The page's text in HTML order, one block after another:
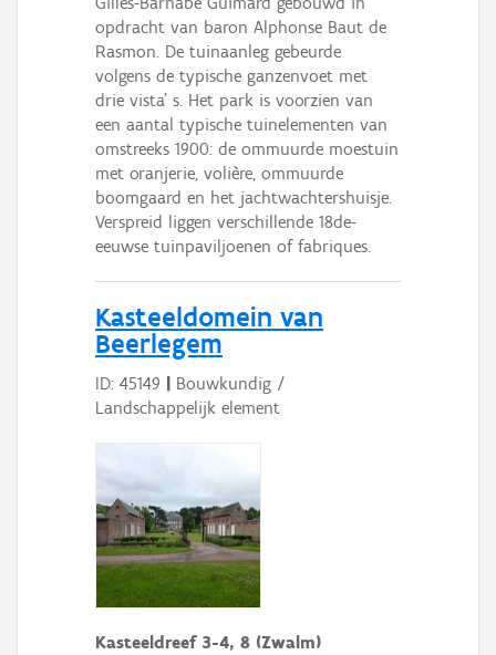
opdracht van baron Alphonse Baut de
Rasmon. De tuinaanleg gebeurde
volgens de typische ganzenvoet met
drie vista' s. Het park is voorzien van
een aantal typische tuinelementen van
omstreeks 1900: de ommuurde moestuin
met oranjerie, volière, ommuurde
boomgaard en het jachtwachtershuisje.
Verspreid liggen verschillende 18de-
eeuwse tuinpaviljoenen of fabriques.
Kasteeldomein van
Beerlegem
ID: 45149 | Bouwkundig /
Landschappelijk element
Kasteeldreef 3-4, 8 (Zwalm)